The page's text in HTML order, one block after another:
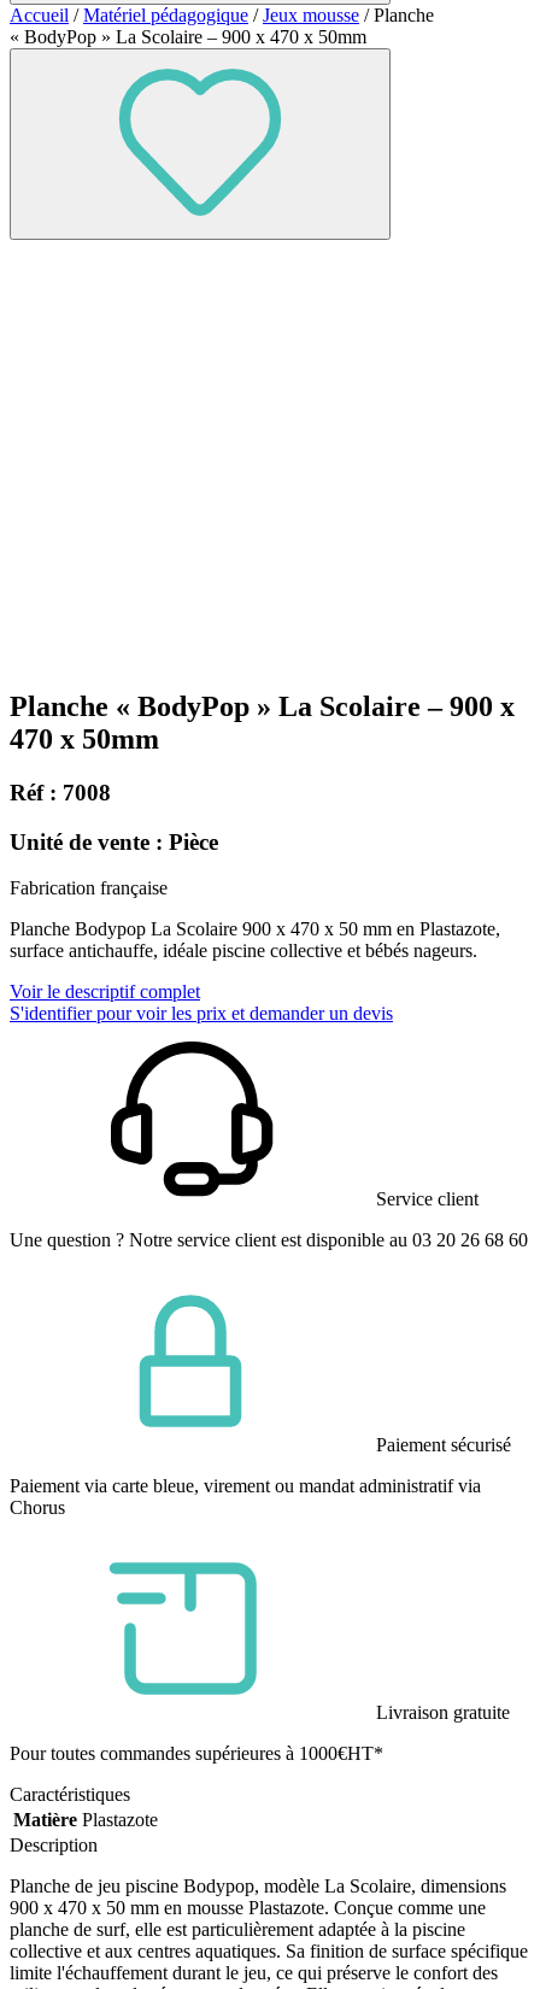
Accueil /Matériel pédagogique /Jeux mousse / Planche
« BodyPop » La Scolaire – 900 x 470 x 50mm
Planche « BodyPop » La Scolaire – 900 x
470 x 50mm
Réf : 7008
Unité de vente : Pièce
Fabrication française
Planche Bodypop La Scolaire 900 x 470 x 50 mm en Plastazote,
surface antichauffe, idéale piscine collective et bébés nageurs.
Voir le descriptif complet
S'identifier pour voir les prix et demander un devis
Service client
Une question ? Notre service client est disponible au 03 20 26 68 60
Paiement sécurisé
Paiement via carte bleue, virement ou mandat administratif via
Chorus
Livraison gratuite
Pour toutes commandes supérieures à 1000€HT*
Caractéristiques
Matière Plastazote
Description
Planche de jeu piscine Bodypop, modèle La Scolaire, dimensions
900 x 470 x 50 mm en mousse Plastazote. Conçue comme une
planche de surf, elle est particulièrement adaptée à la piscine
collective et aux centres aquatiques. Sa finition de surface spécifique
limite l'échauffement durant le jeu, ce qui préserve le confort des